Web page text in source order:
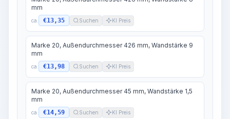
mm
ca. €13,35 Suchen KI Preis
Marke 20, Außendurchmesser 426 mm, Wandstärke 9
mm
ca. €13,98 Suchen KI Preis
Marke 20, Außendurchmesser 45 mm, Wandstärke 1,5
mm
ca. €14,59 Suchen KI Preis